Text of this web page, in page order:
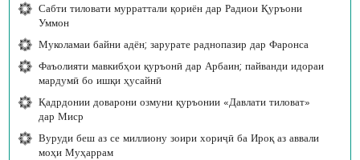
Сабти тиловати мурраттали қориён дар Радиои Қуръони
Уммон
Муколамаи байни адён; зарурате раднопазир дар Фаронса
Фаъолияти мавкибҳои қуръонӣ дар Арбаин; пайванди идораи
мардумӣ бо ишқи ҳусайнӣ
Қадрдонии доварони озмуни қуръонии «Давлати тиловат»
дар Миср
Вуруди беш аз се миллиону зоири хориҷӣ ба Ироқ аз аввали
моҳи Муҳаррам